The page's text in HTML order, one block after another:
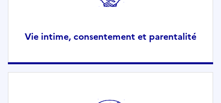
Vie intime, consentement et parentalité